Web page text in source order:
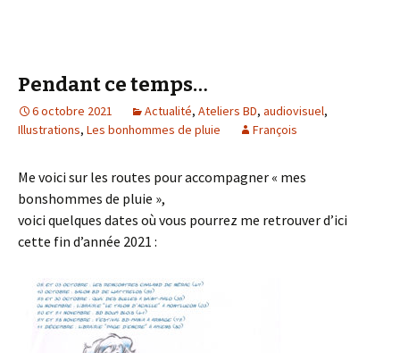
Pendant ce temps…
6 octobre 2021 Actualité, Ateliers BD, audiovisuel,
Illustrations, Les bonhommes de pluie François
Me voici sur les routes pour accompagner « mes
bonshommes de pluie »,
voici quelques dates où vous pourrez me retrouver d’ici
cette fin d’année 2021 :